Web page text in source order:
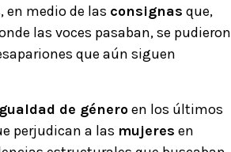
en medio de las consignas que,
las voces pasaban, se pudieron
que aún siguen
de géneroen los últimos
perjudican a las mujeres en